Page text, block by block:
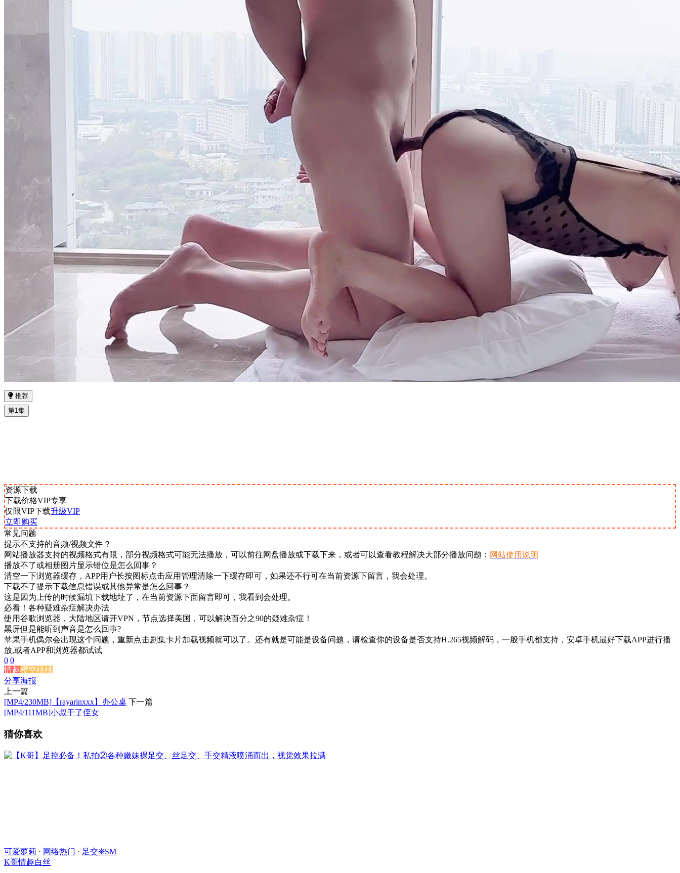
推荐
第1集
资源下载
下载价格VIP专享
仅限VIP下载升级VIP
立即购买
常见问题
提示不支持的音频/视频文件？
网站播放器支持的视频格式有限，部分视频格式可能无法播放，可以前往网盘播放或下载下来，或者可以查看教程解决大部分播放问题： 网站使用说明
播放不了或相册图片显示错位是怎么回事？
清空一下浏览器缓存，APP用户长按图标点击应用管理清除一下缓存即可，如果还不行可在当前资源下留言，我会处理。
下载不了提示下载信息错误或其他异常是怎么回事？
这是因为上传的时候漏填下载地址了，在当前资源下面留言即可，我看到会处理。
必看！各种疑难杂症解决办法
使用谷歌浏览器，大陆地区请开VPN，节点选择美国，可以解决百分之90的疑难杂症！
黑屏但是能听到声音是怎么回事?
苹果手机偶尔会出现这个问题，重新点击剧集卡片加载视频就可以了。还有就是可能是设备问题，请检查你的设备是否支持H.265视频解码，一般手机都支持，安卓手机最好下载APP进行播
放,或者APP和浏览器都试试
0 0
情趣樱空桃桃
分享海报
上一篇
[MP4/230MB]【rayarinxxx】办公桌 下一篇
[MP4/111MB]小叔干了侄女
猜你喜欢
可爱萝莉 · 网络热门 · 足交❈SM
K哥情趣白丝